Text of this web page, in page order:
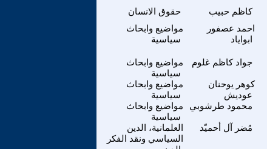
حقوق الانسان
كاظم حبيب
مواضيع وابحاث
سياسية
احمد عصفور
ابواياد
مواضيع وابحاث
سياسية
جواد كاظم غلوم
مواضيع وابحاث
سياسية
كوهر يوحنان
عوديش
مواضيع وابحاث
سياسية
محمود طرشوبي
العلمانية، الدين
السياسي ونقد الفكر
مُضر آل أحميّد